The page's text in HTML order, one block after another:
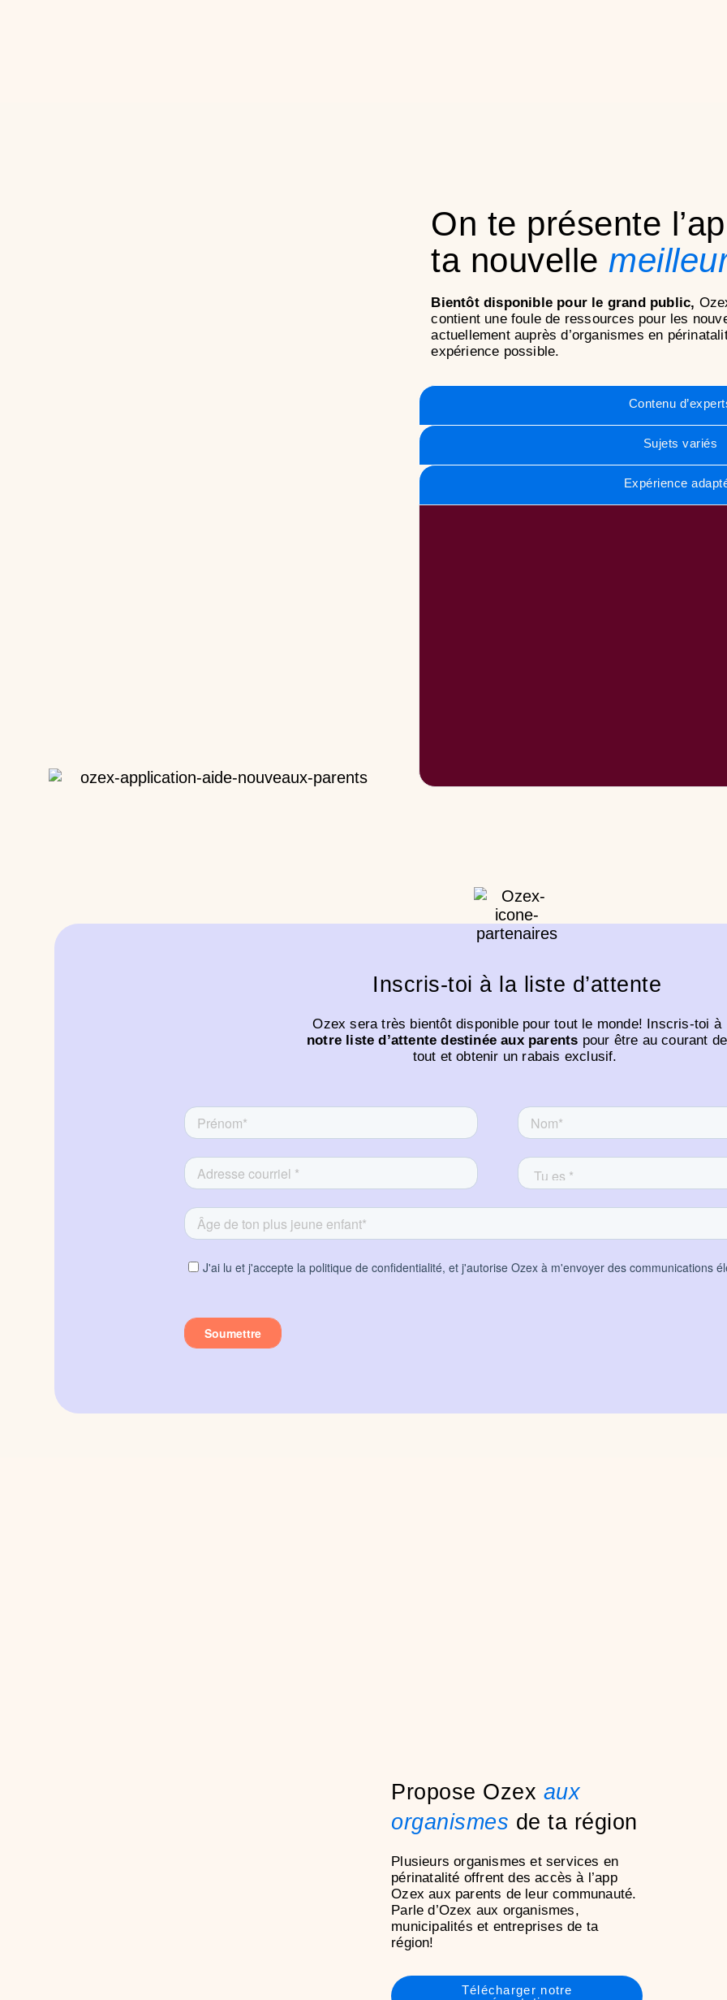
On te présente
ta nouvelle
Bientôt disponible pour le grand public,
contient une foule de ressources pour les
actuellement auprès d’organismes en
expérience possible.
Contenu
Sujets variés
Expérience
Inscris-toi à la liste d’attente
Ozex sera très bientôt disponible pour tout le monde! Inscris-toi à
notre liste d’attente destinée aux parents pour être au courant de
tout et obtenir un rabais exclusif.
Propose Ozex aux
organismes de ta région
Plusieurs organismes et services en
périnatalité offrent des accès à l’app
Ozex aux parents de leur communauté.
Parle d’Ozex aux organismes,
municipalités et entreprises de ta
région!
Télécharger notre